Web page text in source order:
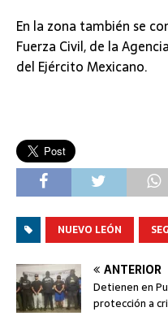
En la zona también se
Fuerza Civil, de la
del Ejército Mexicano.
NUEVO LEÓN
ANTERIOR
Detienen en
protección a